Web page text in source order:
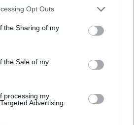
Opt Outs
the Sharing of my
the Sale of my
processing my
Advertising.
σας να διερευνήσει νέες
και αφιερώστε λίγο
σας. Θα δείτε ότι θα είναι
νιώθει πιο ελεύθερος
φιλιά.